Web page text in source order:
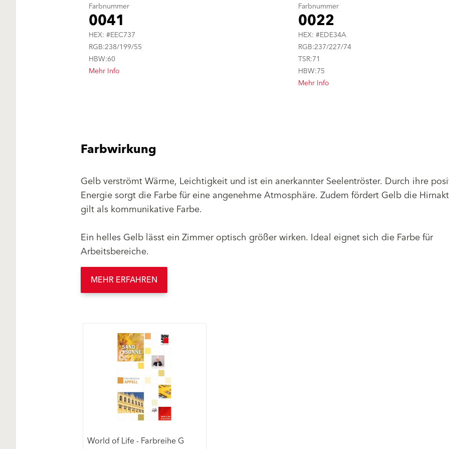
Farbnummer
0041
HEX: #EEC737
RGB:238/199/55
HBW:60
Mehr Info
Farbnummer
0022
HEX: #EDE34A
RGB:237/227/74
TSR:71
HBW:75
Mehr Info
Farbwirkung
Gelb verströmt Wärme, Leichtigkeit und ist ein anerkannter Seelentröster. Durch ihre
Energie sorgt die Farbe für eine angenehme Atmosphäre. Zudem fördert Gelb die
gilt als kommunikative Farbe.
Ein helles Gelb lässt ein Zimmer optisch größer wirken. Ideal eignet sich die Farbe für
Arbeitsbereiche.
MEHR ERFAHREN
World of Life - Farbreihe G